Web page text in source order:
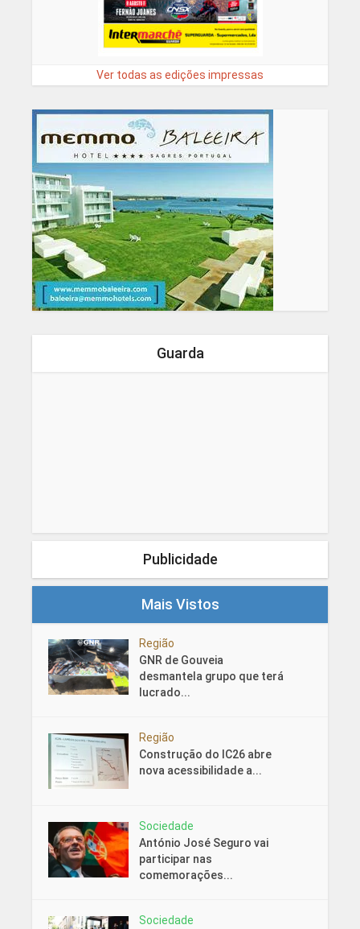
Ver todas as edições impressas
Guarda
Publicidade
Mais Vistos
Região
GNR de Gouveia
desmantela grupo que terá
lucrado...
Região
Construção do IC26 abre
nova acessibilidade a...
Sociedade
António José Seguro vai
participar nas
comemorações...
Sociedade